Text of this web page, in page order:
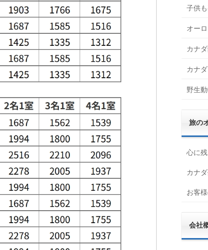
子供
オー
カナ
カナ
野生
旅の
心に
カナ
お客
会社